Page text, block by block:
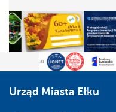
Urząd Miasta Ełku